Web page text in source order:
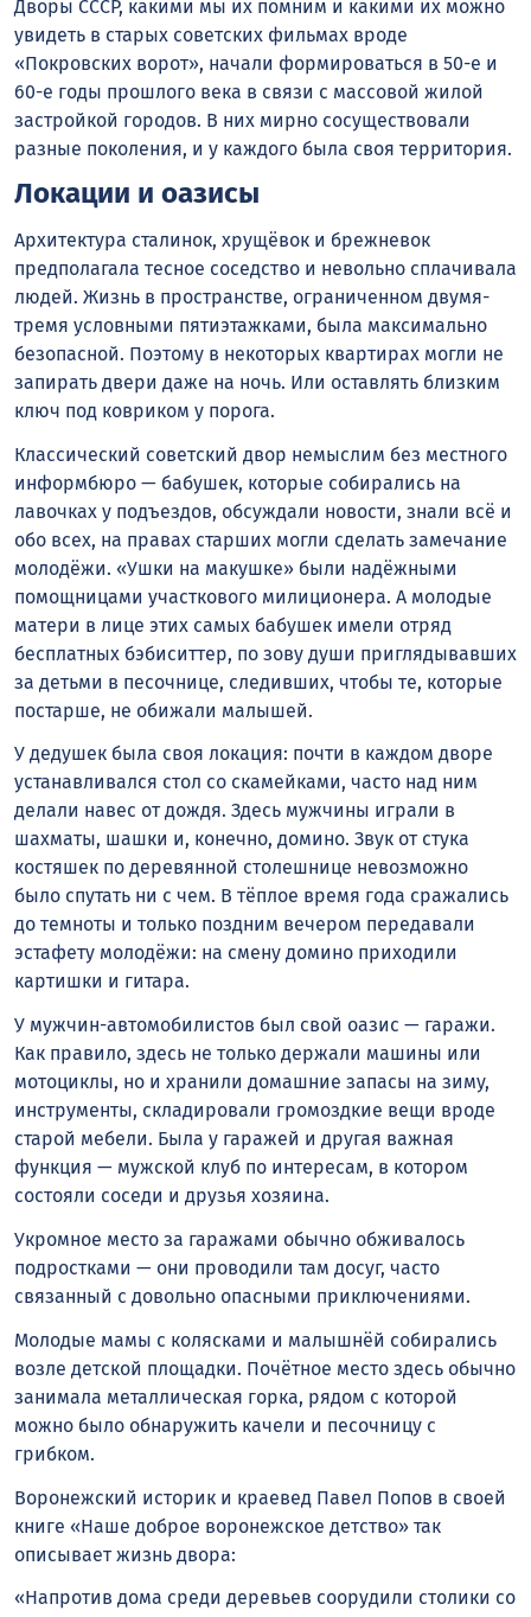
Дворы СССР, какими мы их помним и какими их можно
увидеть в старых советских фильмах вроде
«Покровских ворот», начали формироваться в 50-е и
60-е годы прошлого века в связи с массовой жилой
застройкой городов. В них мирно сосуществовали
разные поколения, и у каждого была своя территория.
Локации и оазисы
Архитектура сталинок, хрущёвок и брежневок
предполагала тесное соседство и невольно сплачивала
людей. Жизнь в пространстве, ограниченном двумя-
тремя условными пятиэтажками, была максимально
безопасной. Поэтому в некоторых квартирах могли не
запирать двери даже на ночь. Или оставлять близким
ключ под ковриком у порога.
Классический советский двор немыслим без местного
информбюро — бабушек, которые собирались на
лавочках у подъездов, обсуждали новости, знали всё и
обо всех, на правах старших могли сделать замечание
молодёжи. «Ушки на макушке» были надёжными
помощницами участкового милиционера. А молодые
матери в лице этих самых бабушек имели отряд
бесплатных бэбиситтер, по зову души приглядывавших
за детьми в песочнице, следивших, чтобы те, которые
постарше, не обижали малышей.
У дедушек была своя локация: почти в каждом дворе
устанавливался стол со скамейками, часто над ним
делали навес от дождя. Здесь мужчины играли в
шахматы, шашки и, конечно, домино. Звук от стука
костяшек по деревянной столешнице невозможно
было спутать ни с чем. В тёплое время года сражались
до темноты и только поздним вечером передавали
эстафету молодёжи: на смену домино приходили
картишки и гитара.
У мужчин-автомобилистов был свой оазис — гаражи.
Как правило, здесь не только держали машины или
мотоциклы, но и хранили домашние запасы на зиму,
инструменты, складировали громоздкие вещи вроде
старой мебели. Была у гаражей и другая важная
функция — мужской клуб по интересам, в котором
состояли соседи и друзья хозяина.
Укромное место за гаражами обычно обживалось
подростками — они проводили там досуг, часто
связанный с довольно опасными приключениями.
Молодые мамы с колясками и малышнёй собирались
возле детской площадки. Почётное место здесь обычно
занимала металлическая горка, рядом с которой
можно было обнаружить качели и песочницу с
грибком.
Воронежский историк и краевед Павел Попов в своей
книге «Наше доброе воронежское детство» так
описывает жизнь двора:
«Напротив дома среди деревьев соорудили столики со